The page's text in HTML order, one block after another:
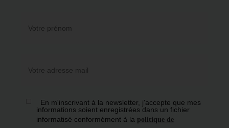
En m'inscrivant à la newsletter, j'accepte que mes
informations soient enregistrées dans un fichier
informatisé conformément à la politique de